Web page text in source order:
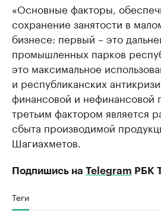
«Основные факторы,
сохранение занятости в
бизнесе: первый – это
промышленных парков
это максимальное
и республиканских
финансовой и нефинансовой
третьим фактором является
сбыта производимой
Шагиахметов.
Подпишись на Telegram РБК
Теги